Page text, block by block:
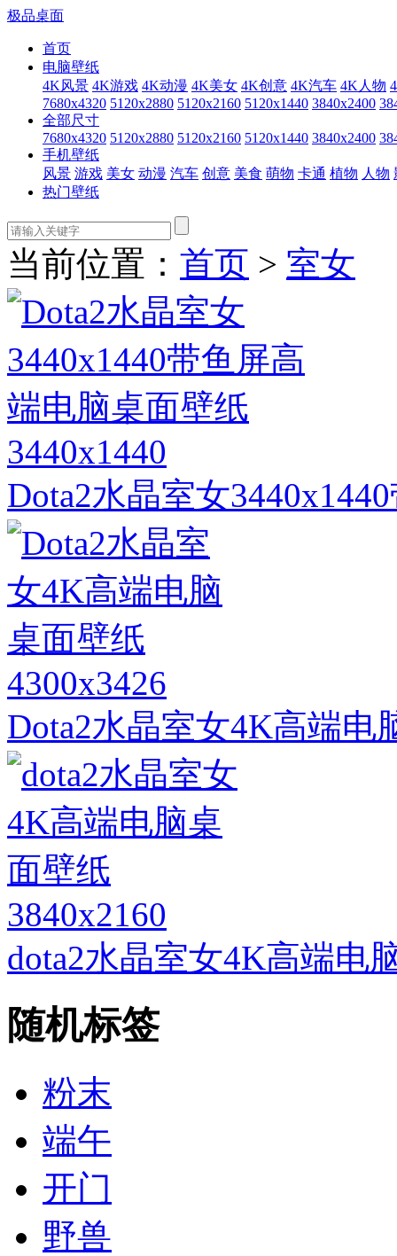
极品桌面
首页
电脑壁纸
4K风景 4K游戏 4K动漫 4K美女 4K创意 4K汽车 4K人物
7680x4320 5120x2880 5120x2160 5120x1440 3840x2400
全部尺寸
7680x4320 5120x2880 5120x2160 5120x1440 3840x2400
手机壁纸
风景 游戏 美女 动漫 汽车 创意 美食 萌物 卡通 植物 人物
热门壁纸
当前位置： 首页 > 室女
3440x1440
Dota2水晶室女
4300x3426
Dota2水晶室女4K高端电
3840x2160
dota2水晶室女4K高端电
随机标签
粉末
端午
开门
野兽